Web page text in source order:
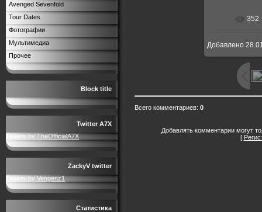
Avenged Sevenfold
Tour Dates
Фотографии
Мультимедиа
Прочее
Block title
Twitter A7X
Tweets by TheOfficialA7X
ZackyV twitter
Tweets by Vengenz1
Статистика
352
Добавлено
Всего комментариев: 0
Добавлять комментарии могут
[